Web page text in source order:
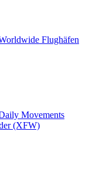
Flughäfen
Movements
(XFW)